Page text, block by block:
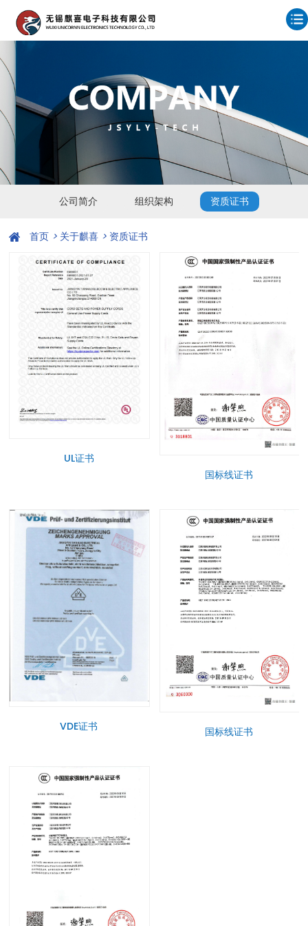
公司简介 组织架构 资质证书
首页 > 关于麒喜 > 资质证书
UL证书
国标线证书
VDE证书 国标线证书